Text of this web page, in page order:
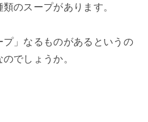
のスープがあります。
」なるものがあるというの
でしょうか。